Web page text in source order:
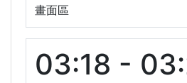
畫面區
03:18 -